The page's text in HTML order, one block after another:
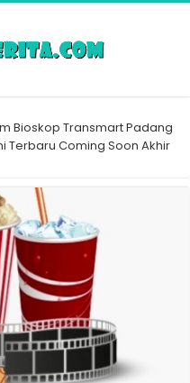
Bioskop Transmart Padang
Terbaru Coming Soon Akhir